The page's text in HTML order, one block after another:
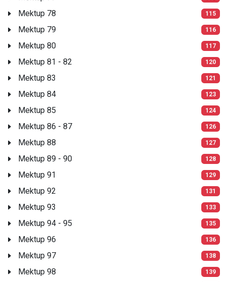
Mektup 78 115
Mektup 79 116
Mektup 80 117
Mektup 81 - 82 120
Mektup 83 121
Mektup 84 123
Mektup 85 124
Mektup 86 - 87 126
Mektup 88 127
Mektup 89 - 90 128
Mektup 91 129
Mektup 92 131
Mektup 93 133
Mektup 94 - 95 135
Mektup 96 136
Mektup 97 138
Mektup 98 139